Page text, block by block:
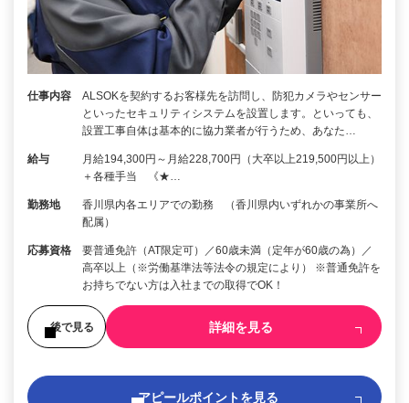
仕事内容
ALSOKを契約するお客様先を訪問し、防犯カメラやセンサー
といったセキュリティシステムを設置します。といっても、
設置工事自体は基本的に協力業者が行うため、あなた…
給与
月給194,300円～月給228,700円（大卒以上219,500円以上）
＋各種手当 《★…
勤務地
香川県内各エリアでの勤務 （香川県内いずれかの事業所へ
配属）
応募資格
要普通免許（AT限定可）／60歳未満（定年が60歳の為）／
高卒以上（※労働基準法等法令の規定により） ※普通免許を
お持ちでない方は入社までの取得でOK！
後で見る 詳細を見る
アピールポイントを見る